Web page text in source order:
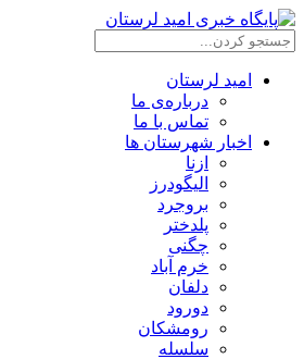
امید لرستان
درباره‌ی ما
تماس با ما
اخبار شهرستان ها
ازنا
الیگودرز
بروجرد
پلدختر
چگنی
خرم آباد
دلفان
دورود
رومشکان
سلسله